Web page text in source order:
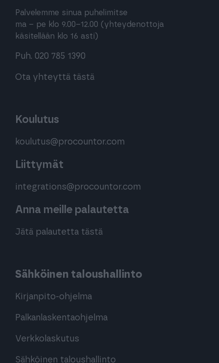
Palvelemme sinua puhelimitse
ma – pe klo 9.00–12.00 (yhteydenottoja
käsitellään klo 16 asti)
Puh. 020 785 1390
Ota yhteyttä tästä
Koulutus
koulutus@procountor.com
Liittymät
integrations@procountor.com
Anna meille palautetta
Jätä palautetta tästä
Sähköinen taloushallinto
Kirjanpito-ohjelma
Palkanlaskentaohjelma
Verkkolaskutus
Sähköinen taloushallinto